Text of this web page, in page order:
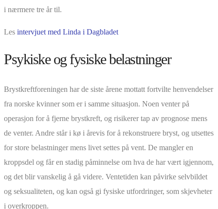
i nærmere tre år til.
Les intervjuet med Linda i Dagbladet
Psykiske og fysiske belastninger
Brystkreftforeningen har de siste årene mottatt fortvilte henvendelser
fra norske kvinner som er i samme situasjon. Noen venter på
operasjon for å fjerne brystkreft, og risikerer tap av prognose mens
de venter. Andre står i kø i årevis for å rekonstruere bryst, og utsettes
for store belastninger mens livet settes på vent. De mangler en
kroppsdel og får en stadig påminnelse om hva de har vært igjennom,
og det blir vanskelig å gå videre. Ventetiden kan påvirke selvbildet
og seksualiteten, og kan også gi fysiske utfordringer, som skjevheter
i overkroppen.